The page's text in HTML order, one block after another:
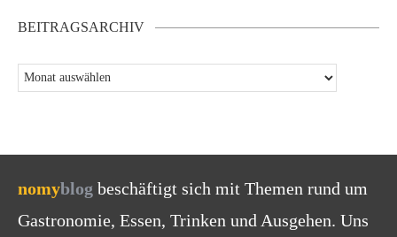
BEITRAGSARCHIV
nomyblog beschäftigt sich mit Themen rund um
Gastronomie, Essen, Trinken und Ausgehen. Uns